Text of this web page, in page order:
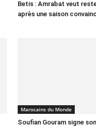
Betis : Amrabat veut
après une saison
Marocains du Monde
Soufian Gouram signe